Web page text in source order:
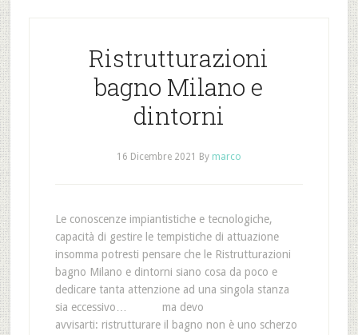
Ristrutturazioni
bagno Milano e
dintorni
16 Dicembre 2021 By marco
Le conoscenze impiantistiche e tecnologiche,
capacità di gestire le tempistiche di attuazione
insomma potresti pensare che le Ristrutturazioni
bagno Milano e dintorni siano cosa da poco e
dedicare tanta attenzione ad una singola stanza
sia eccessivo… ma devo
avvisarti: ristrutturare il bagno non è uno scherzo